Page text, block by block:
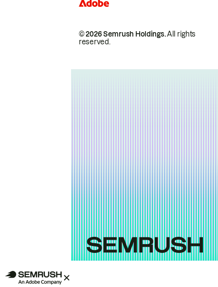
© 2026 Semrush Holdings.All rights
reserved.